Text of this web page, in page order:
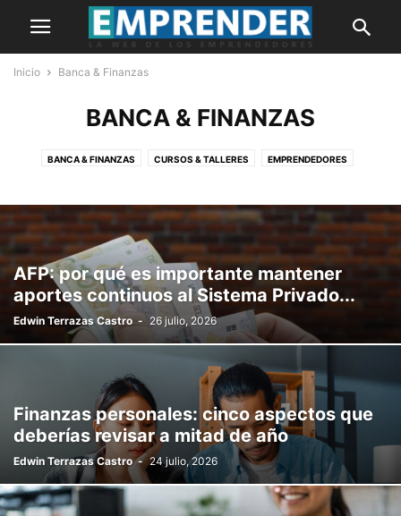
Inicio Banca & Finanzas
BANCA & FINANZAS
BANCA & FINANZAS CURSOS & TALLERES EMPRENDEDORES
NOTICIAS OPINIÓN PORTADA
AFP: por qué es importante mantener
aportes continuos al Sistema Privado...
Edwin Terrazas Castro - 26 julio, 2026
Finanzas personales: cinco aspectos que
deberías revisar a mitad de año
Edwin Terrazas Castro - 24 julio, 2026